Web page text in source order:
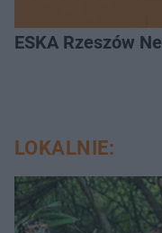
ESKA Rzeszów
LOKALNIE: